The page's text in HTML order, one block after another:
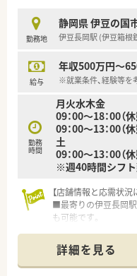
勤務地
静岡県 伊豆の国
伊豆長岡駅 (伊豆箱根
給与
年収500万円～
※就業条件、経験等を
勤務
時間
月火水木金
09：00～18：00（
09：00～13：00（
土
09：00～13：00（
※週40時間シフ
【店舗情報と応需状況
■最寄りの伊豆長岡
も可能です。
応需します。
■1日の処方箋枚数は
応できます。
詳細を見る